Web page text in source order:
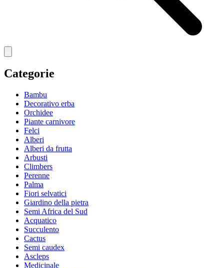
Categorie
Bambu
Decorativo erba
Orchidee
Piante carnivore
Felci
Alberi
Alberi da frutta
Arbusti
Climbers
Perenne
Palma
Fiori selvatici
Giardino della pietra
Semi Africa del Sud
Acquatico
Succulento
Cactus
Semi caudex
Ascleps
Medicinale